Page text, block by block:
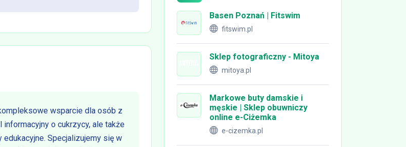
wsparcie dla osób z
o cukrzycy, ale także
Specjalizujemy się w
Basen Poznań | Fitswim
fitswim.pl
Sklep fotograficzny - Mitoya
mitoya.pl
Markowe buty damskie i
męskie | Sklep obuwniczy
online e-Ciżemka
e-cizemka.pl